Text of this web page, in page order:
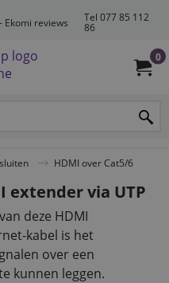
Ekomi reviews
Tel 077 85 112
86
0
HDMI over Cat5/6
extender via UTP
deze HDMI
kabel is het
over een
kunnen leggen.